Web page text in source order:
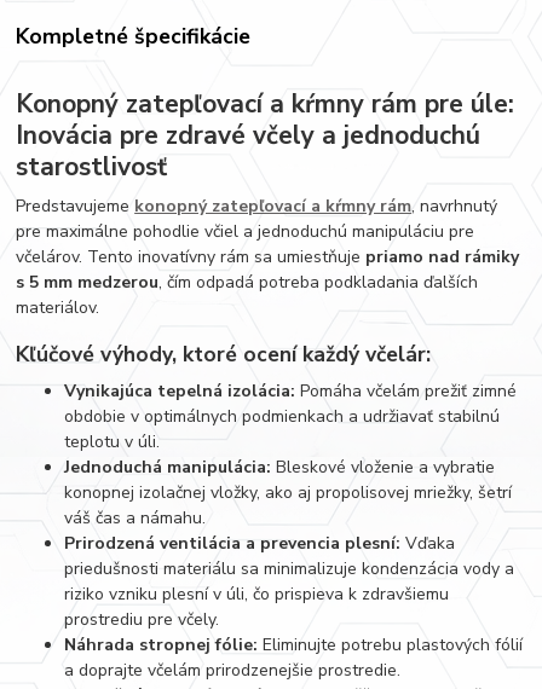
Kompletné špecifikácie
Konopný zatepľovací a kŕmny rám pre úle:
Inovácia pre zdravé včely a jednoduchú
starostlivosť
Predstavujeme konopný zatepľovací a kŕmny rám, navrhnutý
pre maximálne pohodlie včiel a jednoduchú manipuláciu pre
včelárov. Tento inovatívny rám sa umiestňuje priamo nad rámiky
s 5 mm medzerou, čím odpadá potreba podkladania ďalších
materiálov.
Kľúčové výhody, ktoré ocení každý včelár:
Vynikajúca tepelná izolácia: Pomáha včelám prežiť zimné
obdobie v optimálnych podmienkach a udržiavať stabilnú
teplotu v úli.
Jednoduchá manipulácia: Bleskové vloženie a vybratie
konopnej izolačnej vložky, ako aj propolisovej mriežky, šetrí
váš čas a námahu.
Prirodzená ventilácia a prevencia plesní: Vďaka
priedušnosti materiálu sa minimalizuje kondenzácia vody a
riziko vzniku plesní v úli, čo prispieva k zdravšiemu
prostrediu pre včely.
Náhrada stropnej fólie: Eliminujte potrebu plastových fólií
a doprajte včelám prirodzenejšie prostredie.